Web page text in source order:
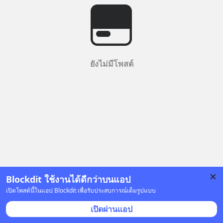
Blockdit ใช้งานได้ดีกว่าบนแอป
เปิดโพสต์นี้ในแอป Blockdit เพื่อรับประสบการณ์เต็มรูปแบบ
เปิดผ่านแอป
ยังไม่มีโพสต์